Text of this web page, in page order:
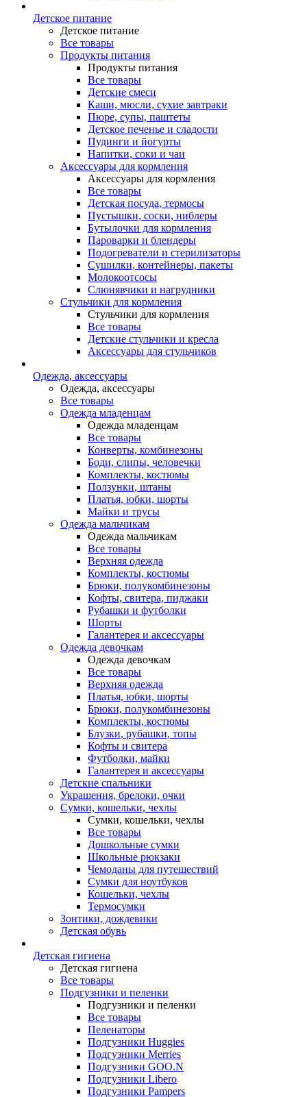
Детское питание
Детское питание
Все товары
Продукты питания
Продукты питания
Все товары
Детские смеси
Каши, мюсли, сухие завтраки
Пюре, супы, паштеты
Детское печенье и сладости
Пудинги и йогурты
Напитки, соки и чаи
Аксессуары для кормления
Аксессуары для кормления
Все товары
Детская посуда, термосы
Пустышки, соски, ниблеры
Бутылочки для кормления
Пароварки и блендеры
Подогреватели и стерилизаторы
Сушилки, контейнеры, пакеты
Молокоотсосы
Слюнявчики и нагрудники
Стульчики для кормления
Стульчики для кормления
Все товары
Детские стульчики и кресла
Аксессуары для стульчиков
Одежда, аксессуары
Одежда, аксессуары
Все товары
Одежда младенцам
Одежда младенцам
Все товары
Конверты, комбинезоны
Боди, слипы, человечки
Комплекты, костюмы
Ползунки, штаны
Платья, юбки, шорты
Майки и трусы
Одежда мальчикам
Одежда мальчикам
Все товары
Верхняя одежда
Комплекты, костюмы
Брюки, полукомбинезоны
Кофты, свитера, пиджаки
Рубашки и футболки
Шорты
Галантерея и аксессуары
Одежда девочкам
Одежда девочкам
Все товары
Верхняя одежда
Платья, юбки, шорты
Брюки, полукомбинезоны
Комплекты, костюмы
Блузки, рубашки, топы
Кофты и свитера
Футболки, майки
Галантерея и аксессуары
Детские спальники
Украшения, брелоки, очки
Сумки, кошельки, чехлы
Сумки, кошельки, чехлы
Все товары
Дошкольные сумки
Школьные рюкзаки
Чемоданы для путешествий
Сумки для ноутбуков
Кошельки, чехлы
Термосумки
Зонтики, дождевики
Детская обувь
Детская гигиена
Детская гигиена
Все товары
Подгузники и пеленки
Подгузники и пеленки
Все товары
Пеленаторы
Подгузники Huggies
Подгузники Merries
Подгузники GOO.N
Подгузники Libero
Подгузники Pampers